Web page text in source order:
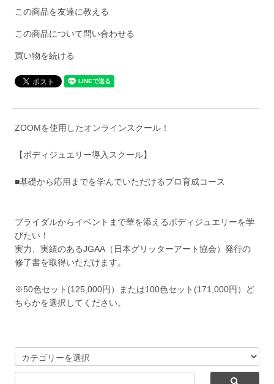
この商品を友達に教える
この商品について問い合わせる
買い物を続ける
ZOOMを使用したオンラインスクール！
【ボディジュエリー導入スクール】
■基礎から応用までを学んでいただけるプロ育成コース
ブライダルからイベントまで華を添えるボディジュエリーを学
びたい！
実力、実績のあるJGAA（日本グリッターアート協会）発行の
修了書を取得いただけます。
※50色セット(125,000円）または100色セット(171,000円）ど
ちらかを選択してください。